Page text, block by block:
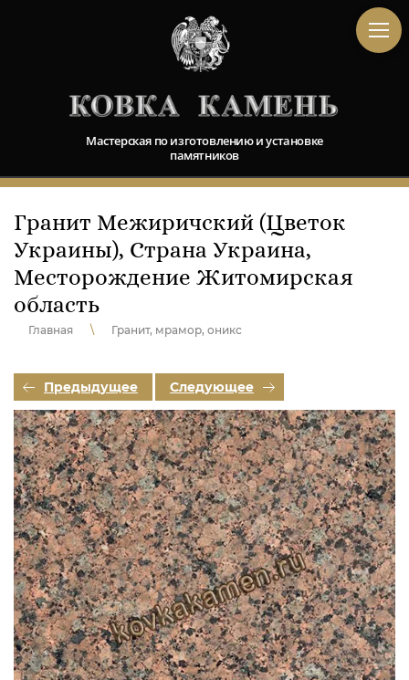
Мастерская по изготовлению и установке
памятников
Гранит Межиричский (Цветок
Украины), Страна Украина,
Месторождение Житомирская
область
Главная \ Гранит, мрамор, оникс
Предыдущее Следующее